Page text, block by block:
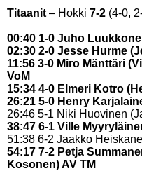
Titaanit – Hokki 7-2 (4-0,
00:40 1-0 Juho
02:30 2-0 Jesse Hurme
11:56 3-0 Miro Mänttäri
VoM
15:34 4-0 Elmeri Kotro
26:21 5-0 Henry
26:46 5-1 Niki Huovinen
38:47 6-1 Ville
51:38 6-2 Jaakko
54:17 7-2 Petja
Kosonen) AV TM